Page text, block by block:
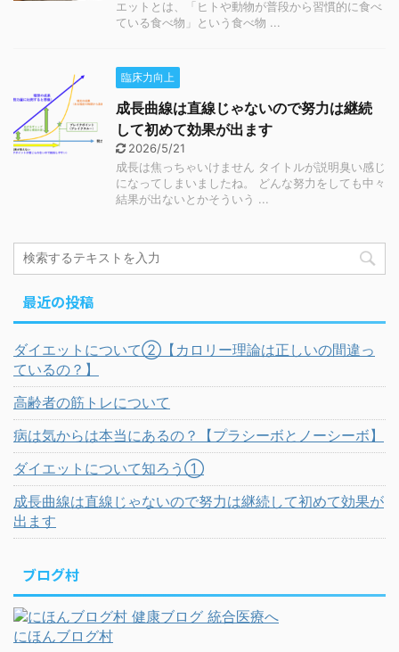
エットとは、「ヒトや動物が普段から習慣的に食べ
ている食べ物」という食べ物 ...
臨床力向上
成長曲線は直線じゃないので努力は継続
して初めて効果が出ます
2026/5/21
成長は焦っちゃいけません タイトルが説明臭い感じ
になってしまいましたね。 どんな努力をしても中々
結果が出ないとかそういう ...
最近の投稿
ダイエットについて②【カロリー理論は正しいの間違っ
ているの？】
高齢者の筋トレについて
病は気からは本当にあるの？【プラシーボとノーシーボ】
ダイエットについて知ろう①
成長曲線は直線じゃないので努力は継続して初めて効果が
出ます
ブログ村
にほんブログ村